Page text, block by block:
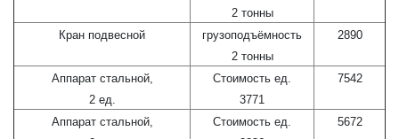
2 тонны
Кран подвесной
грузоподъёмность
2 тонны
2890
Аппарат стальной,
2 ед.
Стоимость ед.
3771
7542
Аппарат стальной,
Стоимость ед.
5672